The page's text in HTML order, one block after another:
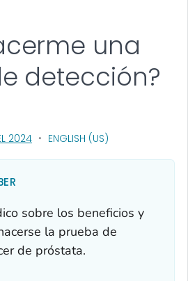
2024, VISIT LINK FOR DETAILS.
ENGLISH (US)
una
detección?
sobre los beneficios y
la prueba de
de próstata.